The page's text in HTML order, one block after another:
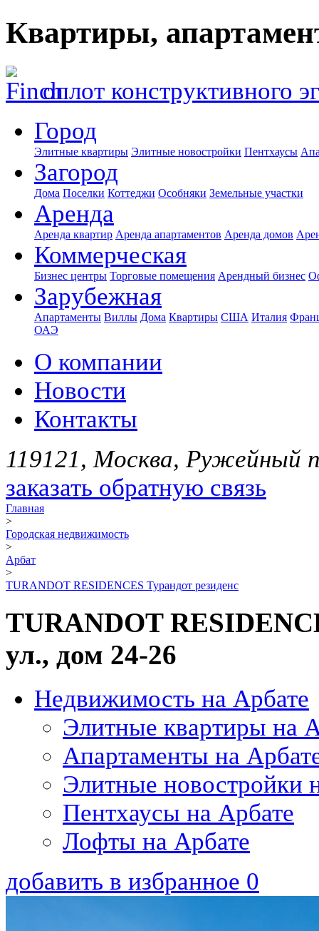
Квартиры,
оплот конструктивного
Город
Элитные квартиры Элитные новостройки Пентхаусы
Загород
Дома Поселки Коттеджи Особняки Земельные участки
Аренда
Аренда квартир Аренда апартаментов Аренда домов
Коммерческая
Бизнес центры Торговые помещения Арендный бизнес
Зарубежная
Апартаменты Виллы Дома Квартиры США Италия
ОАЭ
О компании
Новости
Контакты
119121, Москва, Ружейный
заказать обратную связь
Главная
>
Городская недвижимость
>
Арбат
>
TURANDOT RESIDENCES Турандот резиденс
TURANDOT
ул., дом 24-26
Недвижимость на Арбате
Элитные квартиры на
Апартаменты на
Элитные новостройки
Пентхаусы на Арбате
Лофты на Арбате
добавить в избранное 0